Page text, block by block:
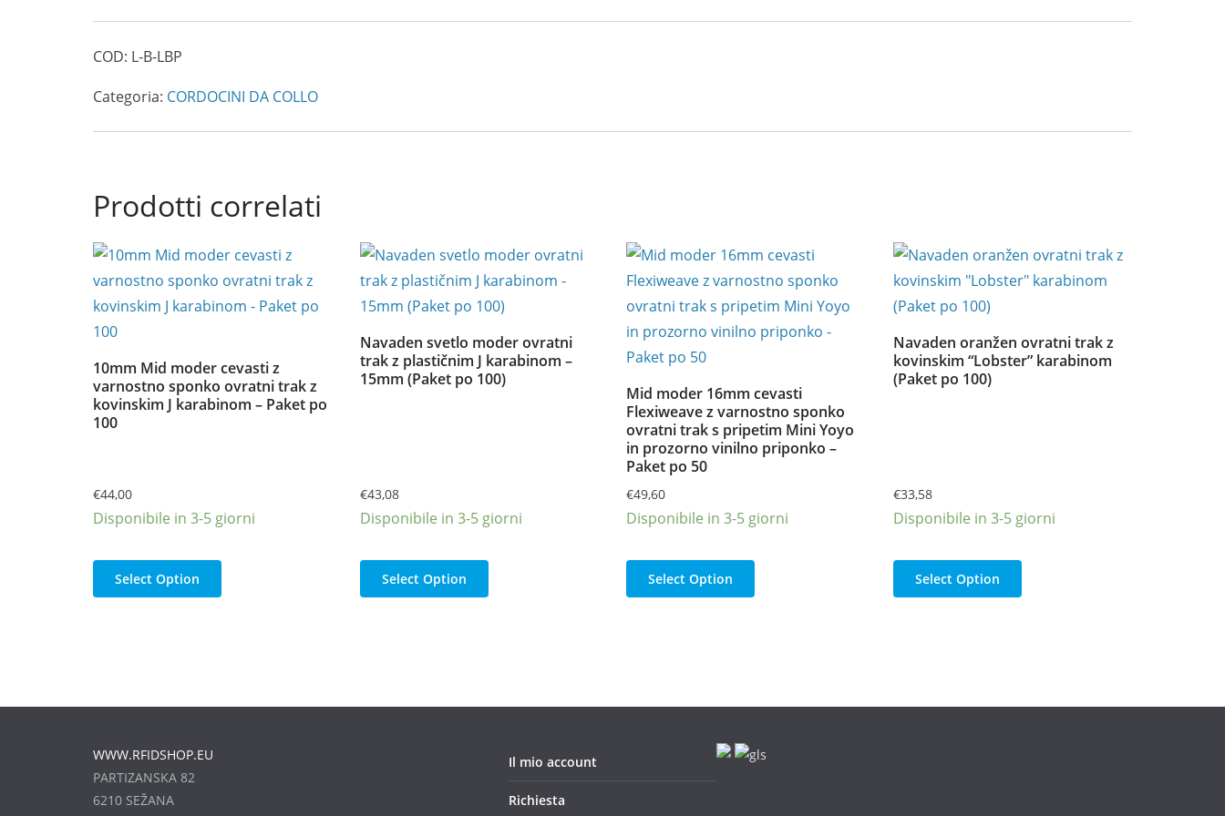
ovratni
plastičnim
po
quantità
COD: L-B-LBP
Categoria: CORDOCINI DA COLLO
Prodotti correlati
10mm Mid moder cevasti z
varnostno sponko ovratni trak z
kovinskim J karabinom – Paket po
100
€44,00
Disponibile in 3-5 giorni
Select Option
Navaden svetlo moder ovratni
trak z plastičnim J karabinom –
15mm (Paket po 100)
€43,08
Disponibile in 3-5 giorni
Select Option
Mid moder 16mm cevasti
Flexiweave z varnostno sponko
ovratni trak s pripetim Mini Yoyo
in prozorno vinilno priponko –
Paket po 50
€49,60
Disponibile in 3-5 giorni
Select Option
Navaden oranžen ovratni trak z
kovinskim “Lobster” karabinom
(Paket po 100)
€33,58
Disponibile in 3-5 giorni
Select Option
WWW.RFIDSHOP.EU
PARTIZANSKA 82
6210 SEŽANA
Il mio account
Richiesta